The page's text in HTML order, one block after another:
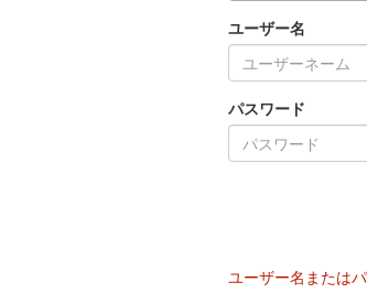
ユーザー名
パスワード
ユーザー名または